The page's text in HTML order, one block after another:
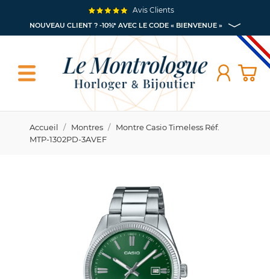
NOUVEAU CLIENT ? -10%* AVEC LE CODE « BIENVENUE »
Avis Clients
Accueil Montres
Montre Casio Timeless Réf.
MTP-1302PD-3AVEF